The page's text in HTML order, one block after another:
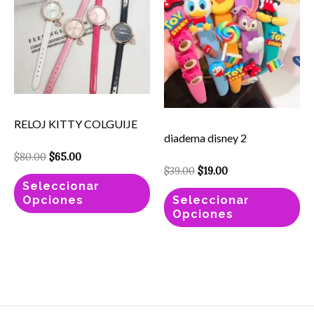
RELOJ KITTY COLGUIJE
$80.00 $65.00
Seleccionar
Opciones
tiene
múltiples
variantes.
Las
opciones
la
página
diadema disney 2
$39.00 $19.00
Seleccionar
Opciones